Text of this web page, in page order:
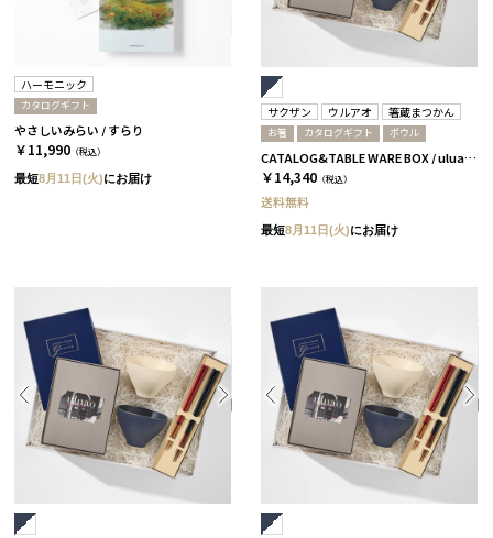
ハーモニック
カタログギフト
やさしいみらい / すらり
￥11,990 （税込）
最短8月11日(火)にお届け
サクザン ウルアオ 箸蔵まつかん
お箸 カタログギフト ボウル
CATALOG&TABLE WARE BOX / uluao / ネイビー&ホワイト / 全5種 フロレンツィア
￥14,340 （税込）
送料無料
最短8月11日(火)にお届け